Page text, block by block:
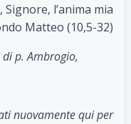
Signore, l’anima mia
Matteo (10,5-32)
p. Ambrogio,
nuovamente qui per